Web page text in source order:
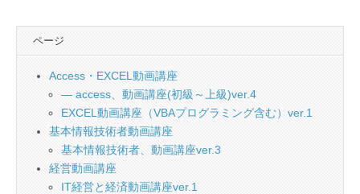
e
b
o
o
k
o
d
o
n
ページ
Access・EXCEL動画講座
— access、動画講座(初級～上級)ver.4
EXCEL動画講座（VBAプログラミング含む）ver.1
基本情報技術者動画講座
基本情報技術者、動画講座ver.3
経営動画講座
IT経営と経済動画講座ver.1